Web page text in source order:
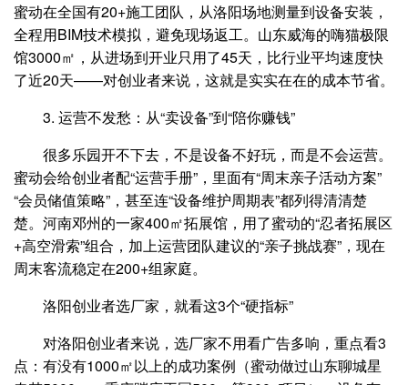
蜜动在全国有20+施工团队，从洛阳场地测量到设备安装，
全程用BIM技术模拟，避免现场返工。山东威海的嗨猫极限
馆3000㎡，从进场到开业只用了45天，比行业平均速度快
了近20天——对创业者来说，这就是实实在在的成本节省。
3. 运营不发愁：从“卖设备”到“陪你赚钱”
很多乐园开不下去，不是设备不好玩，而是不会运营。
蜜动会给创业者配“运营手册”，里面有“周末亲子活动方案”
“会员储值策略”，甚至连“设备维护周期表”都列得清清楚
楚。河南邓州的一家400㎡拓展馆，用了蜜动的“忍者拓展区
+高空滑索”组合，加上运营团队建议的“亲子挑战赛”，现在
周末客流稳定在200+组家庭。
洛阳创业者选厂家，就看这3个“硬指标”
对洛阳创业者来说，选厂家不用看广告多响，重点看3
点：有没有1000㎡以上的成功案例（蜜动做过山东聊城星